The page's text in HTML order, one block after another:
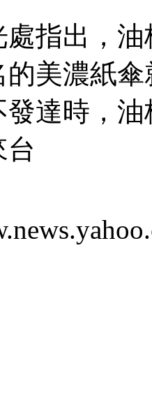
指出，
美濃紙
達時，
台